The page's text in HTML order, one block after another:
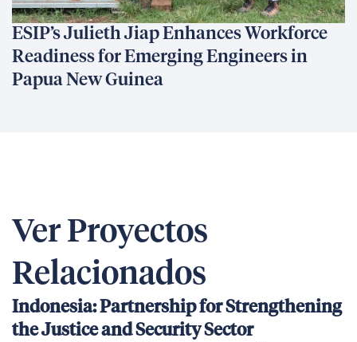
ESIP’s Julieth Jiap Enhances Workforce
Readiness for Emerging Engineers in
Papua New Guinea
Ver Proyectos
Relacionados
Indonesia: Partnership for Strengthening
the Justice and Security Sector